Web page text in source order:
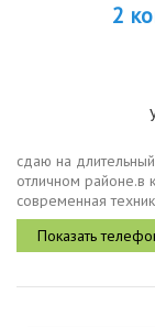
2
сдаю на
отличном районе.в
современная
зона отдыха